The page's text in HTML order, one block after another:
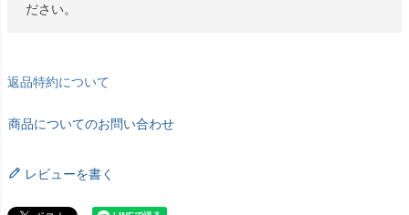
ださい。
返品特約について
商品についてのお問い合わせ
レビューを書く